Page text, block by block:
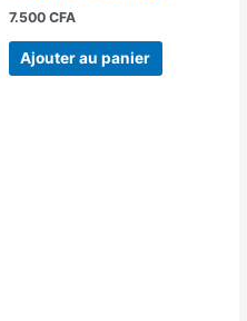
7.500 CFA
Ajouter au panier